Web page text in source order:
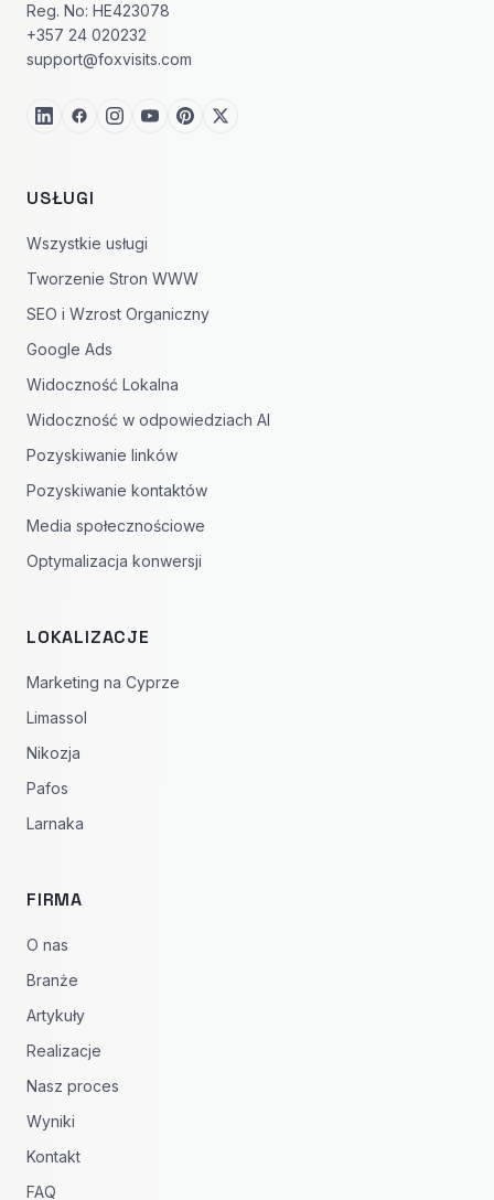
Reg. No: HE423078
+357 24 020232
support@foxvisits.com
USŁUGI
Wszystkie usługi
Tworzenie Stron WWW
SEO i Wzrost Organiczny
Google Ads
Widoczność Lokalna
Widoczność w odpowiedziach AI
Pozyskiwanie linków
Pozyskiwanie kontaktów
Media społecznościowe
Optymalizacja konwersji
LOKALIZACJE
Marketing na Cyprze
Limassol
Nikozja
Pafos
Larnaka
FIRMA
O nas
Branże
Artykuły
Realizacje
Nasz proces
Wyniki
Kontakt
FAQ